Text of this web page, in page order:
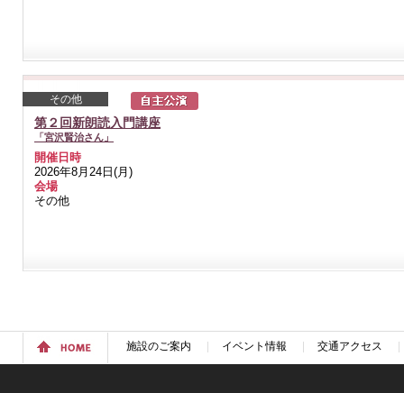
その他
第２回新朗読入門講座
「宮沢賢治さん」
開催日時
2026年8月24日(月)
会場
その他
施設のご案内 イベント情報 交通アクセス